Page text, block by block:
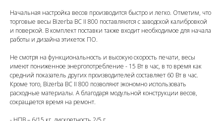
Начальная настройка весов производится быстро и легко. Отметим, что
торговые весы Bizerba BC II 800 поставляются с заводской калибровкой
и поверкой. В комплект поставки также входит необходимое для начала
работы и дизайна этикеток ПО.
Не смотря на функциональность и высокую скорость печати, весы
имеют пониженное энергопотребление - 15 Вт в час, в то время как
средний показатель других производителей составляет 60 Вт в час.
Кроме того, Bizerba BC II 800 позволяют экономно использовать
расходные материалы. А благодаря модульной конструкции весов,
сокращается время на ремонт.